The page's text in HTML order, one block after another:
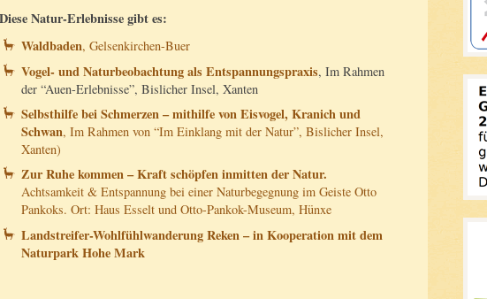
Diese Natur-Erlebnisse gibt es:
Waldbaden, Gelsenkirchen-Buer
Vogel- und Naturbeobachtung als Entspannungspraxis, Im Rahmen
der “Auen-Erlebnisse”, Bislicher Insel, Xanten
Selbsthilfe bei Schmerzen – mithilfe von Eisvogel, Kranich und
Schwan, Im Rahmen von “Im Einklang mit der Natur”, Bislicher Insel,
Xanten)
Zur Ruhe kommen – Kraft schöpfen inmitten der Natur.
Achtsamkeit & Entspannung bei einer Naturbegegnung im Geiste Otto
Pankoks. Ort: Haus Esselt und Otto-Pankok-Museum, Hünxe
Landstreifer-Wohlfühlwanderung Reken – in Kooperation mit dem
Naturpark Hohe Mark